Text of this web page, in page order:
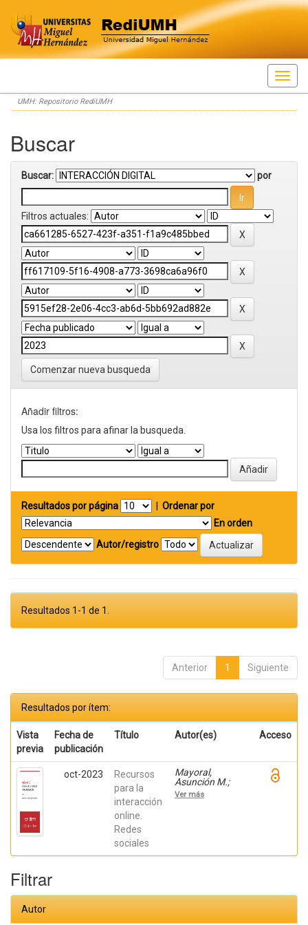
Skip
navigation
UMH: Repositorio RediUMH
Buscar
Buscar: por
Filtros actuales:
Comenzar nueva busqueda
Añadir filtros:
Usa los filtros para afinar la busqueda.
Resultados por página
Ordenar por
En orden
Autor/registro
Resultados 1-1 de 1.
Anterior 1 Siguiente
Resultados por ítem:
Vista
previa
Fecha de
publicación
Título Autor(es) Acceso
oct-2023
Recursos
para la
interacción
online.
Redes
sociales
Mayoral,
Asunción M.;
Montiel-Ruiz,
Francisco José;
Ver más
Filtrar
Autor